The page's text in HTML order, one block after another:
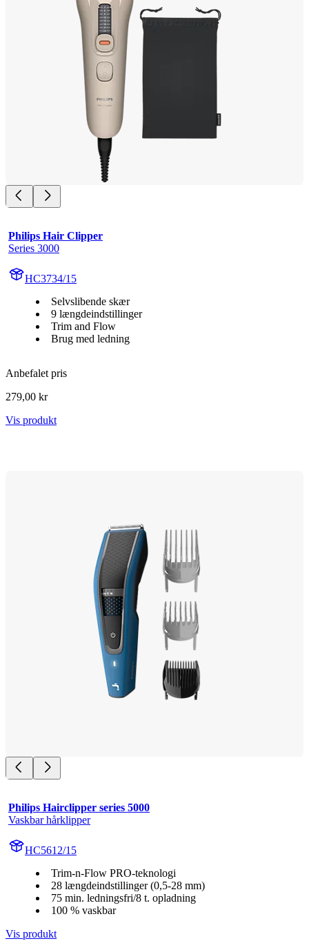
Philips Hair Clipper
Series 3000
HC3734/15
Selvslibende skær
9 længdeindstillinger
Trim and Flow
Brug med ledning
Anbefalet pris
279,00 kr
Vis produkt
Philips Hairclipper series 5000
Vaskbar hårklipper
HC5612/15
Trim-n-Flow PRO-teknologi
28 længdeindstillinger (0,5-28 mm)
75 min. ledningsfri/8 t. opladning
100 % vaskbar
Vis produkt